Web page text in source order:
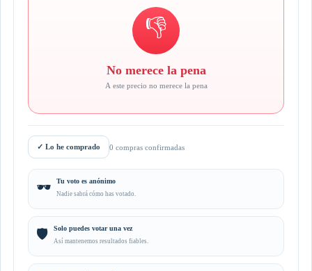
👎
No merece la pena
A este precio no merece la pena
✓ Lo he comprado 0 compras confirmadas
🕶️ Tu voto es anónimo
Nadie sabrá cómo has votado.
🛡️ Solo puedes votar una vez
Así mantenemos resultados fiables.